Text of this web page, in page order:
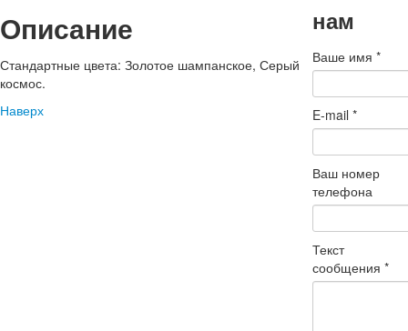
Описание
Стандартные цвета: Золотое шампанское, Серый
космос.
Наверх
нам
Ваше имя*
E-mail*
Ваш номер
телефона
Текст
сообщения*